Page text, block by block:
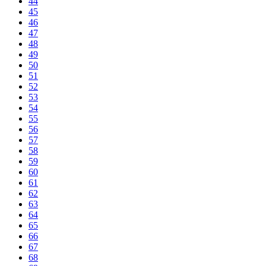
45
46
47
48
49
50
51
52
53
54
55
56
57
58
59
60
61
62
63
64
65
66
67
68